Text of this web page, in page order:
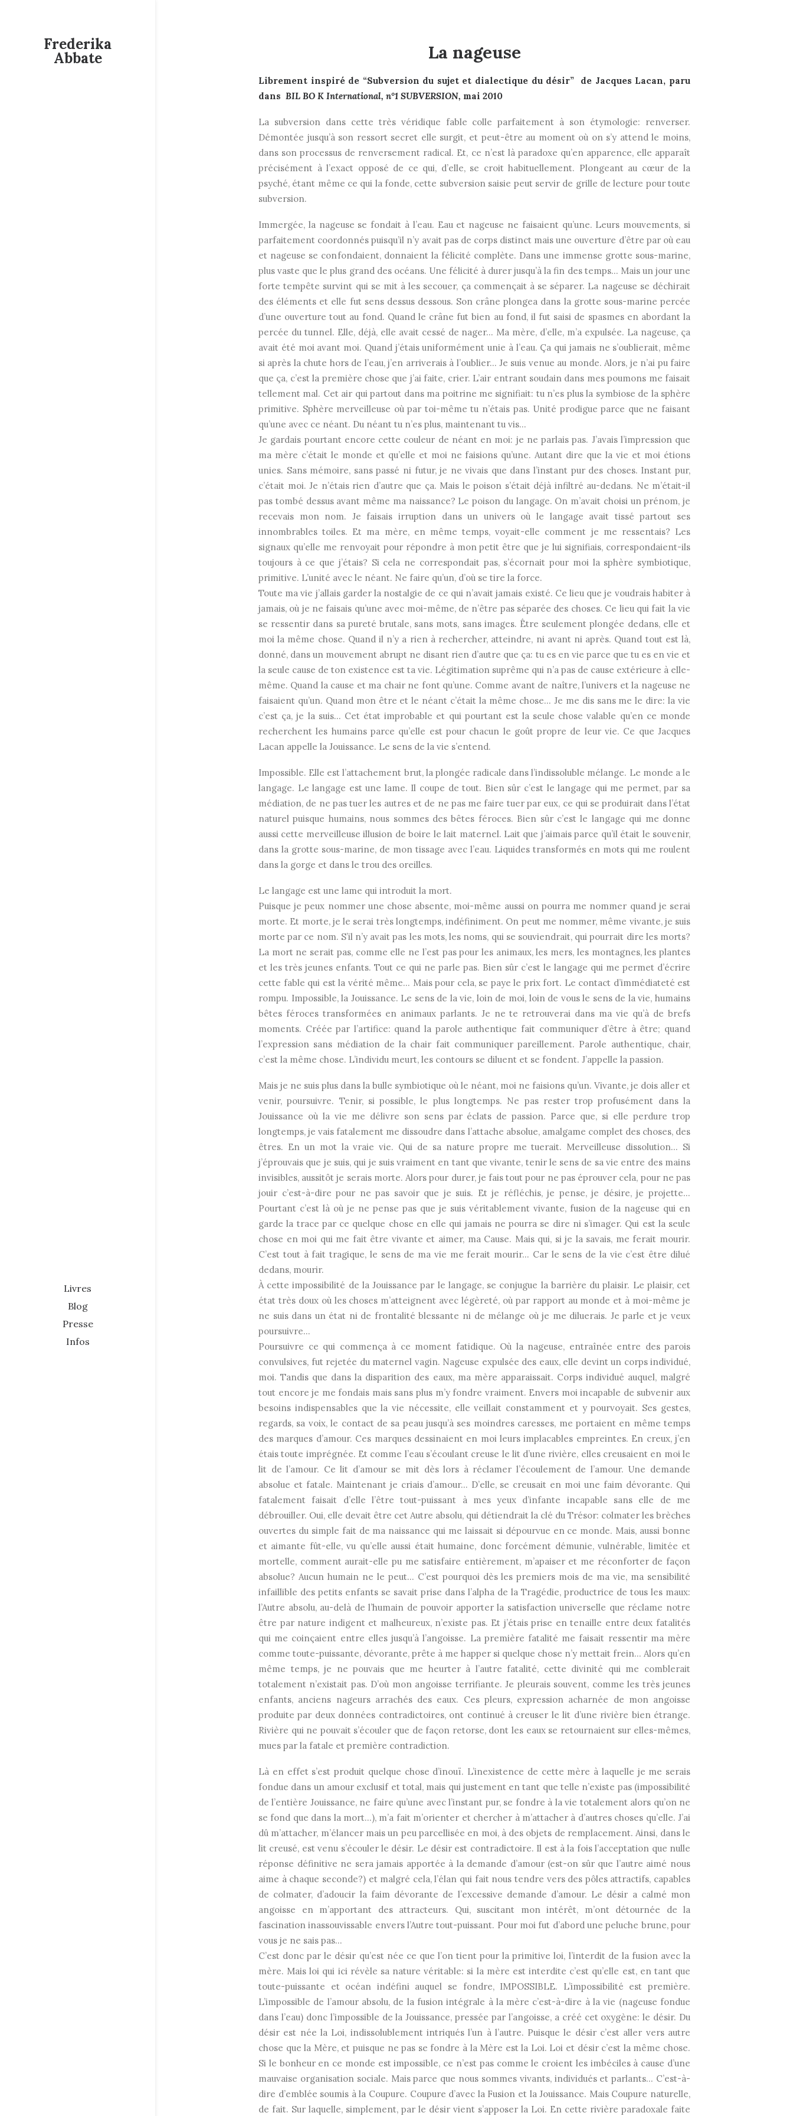
Frederika
Abbate
Livres
Blog
Presse
Infos
La nageuse
Librement inspiré de “Subversion du sujet et dialectique du désir”
de Jacques Lacan, paru
dans BIL BO K International, n°1 SUBVERSION, mai 2010
La subversion dans cette très véridique fable colle parfaitement à son étymologie: renverser.
Démontée jusqu’à son ressort secret elle surgit, et peut-être au moment où on s’y attend le moins,
dans son processus de renversement radical. Et, ce n’est là paradoxe qu’en apparence, elle apparaît
précisément à l’exact opposé de ce qui, d’elle, se croit habituellement. Plongeant au cœur de la
psyché, étant même ce qui la fonde, cette subversion saisie peut servir de grille de lecture pour toute
subversion.
Immergée, la nageuse se fondait à l’eau. Eau et nageuse ne faisaient qu’une. Leurs mouvements, si
parfaitement coordonnés puisqu’il n’y avait pas de corps distinct mais une ouverture d’être par où eau
et nageuse se confondaient, donnaient la félicité complète. Dans une immense grotte sous-marine,
plus vaste que le plus grand des océans. Une félicité à durer jusqu’à la fin des temps… Mais un jour une
forte tempête survint qui se mit à les secouer, ça commençait à se séparer. La nageuse se déchirait
des éléments et elle fut sens dessus dessous. Son crâne plongea dans la grotte sous-marine percée
d’une ouverture tout au fond. Quand le crâne fut bien au fond, il fut saisi de spasmes en abordant la
percée du tunnel. Elle, déjà, elle avait cessé de nager… Ma mère, d’elle, m’a expulsée. La nageuse, ça
avait été moi avant moi. Quand j’étais uniformément unie à l’eau. Ça qui jamais ne s’oublierait, même
si après la chute hors de l’eau, j’en arriverais à l’oublier… Je suis venue au monde. Alors, je n’ai pu faire
que ça, c’est la première chose que j’ai faite, crier. L’air entrant soudain dans mes poumons me faisait
tellement mal. Cet air qui partout dans ma poitrine me signifiait: tu n’es plus la symbiose de la sphère
primitive. Sphère merveilleuse où par toi-même tu n’étais pas. Unité prodigue parce que ne faisant
qu’une avec ce néant. Du néant tu n’es plus, maintenant tu vis…
Je gardais pourtant encore cette couleur de néant en moi: je ne parlais pas. J’avais l’impression que
ma mère c’était le monde et qu’elle et moi ne faisions qu’une. Autant dire que la vie et moi étions
unies. Sans mémoire, sans passé ni futur, je ne vivais que dans l’instant pur des choses. Instant pur,
c’était moi. Je n’étais rien d’autre que ça. Mais le poison s’était déjà infiltré au-dedans. Ne m’était-il
pas tombé dessus avant même ma naissance? Le poison du langage. On m’avait choisi un prénom, je
recevais mon nom. Je faisais irruption dans un univers où le langage avait tissé partout ses
innombrables toiles. Et ma mère, en même temps, voyait-elle comment je me ressentais? Les
signaux qu’elle me renvoyait pour répondre à mon petit être que je lui signifiais, correspondaient-ils
toujours à ce que j’étais? Si cela ne correspondait pas, s’écornait pour moi la sphère symbiotique,
primitive. L’unité avec le néant. Ne faire qu’un, d’où se tire la force.
Toute ma vie j’allais garder la nostalgie de ce qui n’avait jamais existé. Ce lieu que je voudrais habiter à
jamais, où je ne faisais qu’une avec moi-même, de n’être pas séparée des choses. Ce lieu qui fait la vie
se ressentir dans sa pureté brutale, sans mots, sans images. Être seulement plongée dedans, elle et
moi la même chose. Quand il n’y a rien à rechercher, atteindre, ni avant ni après. Quand tout est là,
donné, dans un mouvement abrupt ne disant rien d’autre que ça: tu es en vie parce que tu es en vie et
la seule cause de ton existence est ta vie. Légitimation suprême qui n’a pas de cause extérieure à elle-
même. Quand la cause et ma chair ne font qu’une. Comme avant de naître, l’univers et la nageuse ne
faisaient qu’un. Quand mon être et le néant c’était la même chose… Je me dis sans me le dire: la vie
c’est ça, je la suis… Cet état improbable et qui pourtant est la seule chose valable qu’en ce monde
recherchent les humains parce qu’elle est pour chacun le goût propre de leur vie. Ce que Jacques
Lacan appelle la Jouissance. Le sens de la vie s’entend.
Impossible. Elle est l’attachement brut, la plongée radicale dans l’indissoluble mélange. Le monde a le
langage. Le langage est une lame. Il coupe de tout. Bien sûr c’est le langage qui me permet, par sa
médiation, de ne pas tuer les autres et de ne pas me faire tuer par eux, ce qui se produirait dans l’état
naturel puisque humains, nous sommes des bêtes féroces. Bien sûr c’est le langage qui me donne
aussi cette merveilleuse illusion de boire le lait maternel. Lait que j’aimais parce qu’il était le souvenir,
dans la grotte sous-marine, de mon tissage avec l’eau. Liquides transformés en mots qui me roulent
dans la gorge et dans le trou des oreilles.
Le langage est une lame qui introduit la mort.
Puisque je peux nommer une chose absente, moi-même aussi on pourra me nommer quand je serai
morte. Et morte, je le serai très longtemps, indéfiniment. On peut me nommer, même vivante, je suis
morte par ce nom. S’il n’y avait pas les mots, les noms, qui se souviendrait, qui pourrait dire les morts?
La mort ne serait pas, comme elle ne l’est pas pour les animaux, les mers, les montagnes, les plantes
et les très jeunes enfants. Tout ce qui ne parle pas. Bien sûr c’est le langage qui me permet d’écrire
cette fable qui est la vérité même… Mais pour cela, se paye le prix fort. Le contact d’immédiateté est
rompu. Impossible, la Jouissance. Le sens de la vie, loin de moi, loin de vous le sens de la vie, humains
bêtes féroces transformées en animaux parlants. Je ne te retrouverai dans ma vie qu’à de brefs
moments. Créée par l’artifice: quand la parole authentique fait communiquer d’être à être; quand
l’expression sans médiation de la chair fait communiquer pareillement. Parole authentique, chair,
c’est la même chose. L’individu meurt, les contours se diluent et se fondent. J’appelle la passion.
Mais je ne suis plus dans la bulle symbiotique où le néant, moi ne faisions qu’un. Vivante, je dois aller et
venir, poursuivre. Tenir, si possible, le plus longtemps. Ne pas rester trop profusément dans la
Jouissance où la vie me délivre son sens par éclats de passion. Parce que, si elle perdure trop
longtemps, je vais fatalement me dissoudre dans l’attache absolue, amalgame complet des choses, des
êtres. En un mot la vraie vie. Qui de sa nature propre me tuerait. Merveilleuse dissolution… Si
j’éprouvais que je suis, qui je suis vraiment en tant que vivante, tenir le sens de sa vie entre des mains
invisibles, aussitôt je serais morte. Alors pour durer, je fais tout pour ne pas éprouver cela, pour ne pas
jouir c’est-à-dire pour ne pas savoir que je suis. Et je réfléchis, je pense, je désire, je projette…
Pourtant c’est là où je ne pense pas que je suis véritablement vivante, fusion de la nageuse qui en
garde la trace par ce quelque chose en elle qui jamais ne pourra se dire ni s’imager. Qui est la seule
chose en moi qui me fait être vivante et aimer, ma Cause. Mais qui, si je la savais, me ferait mourir.
C’est tout à fait tragique, le sens de ma vie me ferait mourir… Car le sens de la vie c’est être dilué
dedans, mourir.
À cette impossibilité de la Jouissance par le langage, se conjugue la barrière du plaisir. Le plaisir, cet
état très doux où les choses m’atteignent avec légèreté, où par rapport au monde et à moi-même je
ne suis dans un état ni de frontalité blessante ni de mélange où je me diluerais. Je parle et je veux
poursuivre…
Poursuivre ce qui commença à ce moment fatidique. Où la nageuse, entraînée entre des parois
convulsives, fut rejetée du maternel vagin. Nageuse expulsée des eaux, elle devint un corps individué,
moi. Tandis que dans la disparition des eaux, ma mère apparaissait. Corps individué auquel, malgré
tout encore je me fondais mais sans plus m’y fondre vraiment. Envers moi incapable de subvenir aux
besoins indispensables que la vie nécessite, elle veillait constamment et y pourvoyait. Ses gestes,
regards, sa voix, le contact de sa peau jusqu’à ses moindres caresses, me portaient en même temps
des marques d’amour. Ces marques dessinaient en moi leurs implacables empreintes. En creux, j’en
étais toute imprégnée. Et comme l’eau s’écoulant creuse le lit d’une rivière, elles creusaient en moi le
lit de l’amour. Ce lit d’amour se mit dès lors à réclamer l’écoulement de l’amour. Une demande
absolue et fatale. Maintenant je criais d’amour… D’elle, se creusait en moi une faim dévorante. Qui
fatalement faisait d’elle l’être tout-puissant à mes yeux d’infante incapable sans elle de me
débrouiller. Oui, elle devait être cet Autre absolu, qui détiendrait la clé du Trésor: colmater les brèches
ouvertes du simple fait de ma naissance qui me laissait si dépourvue en ce monde. Mais, aussi bonne
et aimante fût-elle, vu qu’elle aussi était humaine, donc forcément démunie, vulnérable, limitée et
mortelle, comment aurait-elle pu me satisfaire entièrement, m’apaiser et me réconforter de façon
absolue? Aucun humain ne le peut… C’est pourquoi dès les premiers mois de ma vie, ma sensibilité
infaillible des petits enfants se savait prise dans l’alpha de la Tragédie, productrice de tous les maux:
l’Autre absolu, au-delà de l’humain de pouvoir apporter la satisfaction universelle que réclame notre
être par nature indigent et malheureux, n’existe pas. Et j’étais prise en tenaille entre deux fatalités
qui me coinçaient entre elles jusqu’à l’angoisse. La première fatalité me faisait ressentir ma mère
comme toute-puissante, dévorante, prête à me happer si quelque chose n’y mettait frein… Alors qu’en
même temps, je ne pouvais que me heurter à l’autre fatalité, cette divinité qui me comblerait
totalement n’existait pas. D’où mon angoisse terrifiante. Je pleurais souvent, comme les très jeunes
enfants, anciens nageurs arrachés des eaux. Ces pleurs, expression acharnée de mon angoisse
produite par deux données contradictoires, ont continué à creuser le lit d’une rivière bien étrange.
Rivière qui ne pouvait s’écouler que de façon retorse, dont les eaux se retournaient sur elles-mêmes,
mues par la fatale et première contradiction.
Là en effet s’est produit quelque chose d’inouï. L’inexistence de cette mère à laquelle je me serais
fondue dans un amour exclusif et total, mais qui justement en tant que telle n’existe pas (impossibilité
de l’entière Jouissance, ne faire qu’une avec l’instant pur, se fondre à la vie totalement alors qu’on ne
se fond que dans la mort…), m’a fait m’orienter et chercher à m’attacher à d’autres choses qu’elle. J’ai
dû m’attacher, m’élancer mais un peu parcellisée en moi, à des objets de remplacement. Ainsi, dans le
lit creusé, est venu s’écouler le désir. Le désir est contradictoire. Il est à la fois l’acceptation que nulle
réponse définitive ne sera jamais apportée à la demande d’amour (est-on sûr que l’autre aimé nous
aime à chaque seconde?) et malgré cela, l’élan qui fait nous tendre vers des pôles attractifs, capables
de colmater, d’adoucir la faim dévorante de l’excessive demande d’amour. Le désir a calmé mon
angoisse en m’apportant des attracteurs. Qui, suscitant mon intérêt, m’ont détournée de la
fascination inassouvissable envers l’Autre tout-puissant. Pour moi fut d’abord une peluche brune, pour
vous je ne sais pas…
C’est donc par le désir qu’est née ce que l’on tient pour la primitive loi, l’interdit de la fusion avec la
mère. Mais loi qui ici révèle sa nature véritable: si la mère est interdite c’est qu’elle est, en tant que
toute-puissante et océan indéfini auquel se fondre, IMPOSSIBLE. L’impossibilité est première.
L’impossible de l’amour absolu, de la fusion intégrale à la mère c’est-à-dire à la vie (nageuse fondue
dans l’eau) donc l’impossible de la Jouissance, pressée par l’angoisse, a créé cet oxygène: le désir. Du
désir est née la Loi, indissolublement intriqués l’un à l’autre. Puisque le désir c’est aller vers autre
chose que la Mère, et puisque ne pas se fondre à la Mère est la Loi. Loi et désir c’est la même chose.
Si le bonheur en ce monde est impossible, ce n’est pas comme le croient les imbéciles à cause d’une
mauvaise organisation sociale. Mais parce que nous sommes vivants, individués et parlants… C’est-à-
dire d’emblée soumis à la Coupure. Coupure d’avec la Fusion et la Jouissance. Mais Coupure naturelle,
de fait. Sur laquelle, simplement, par le désir vient s’apposer la Loi. En cette rivière paradoxale faite